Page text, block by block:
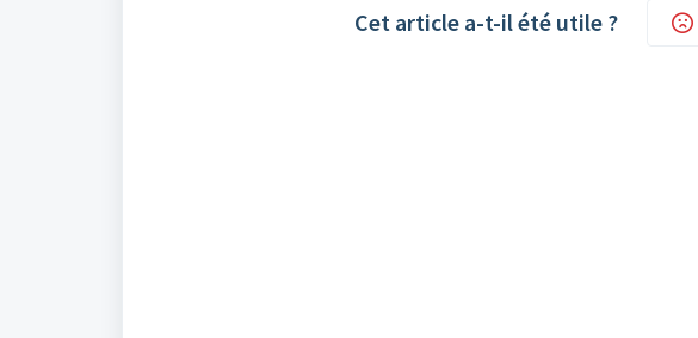
Cet article a-t-il été utile ?